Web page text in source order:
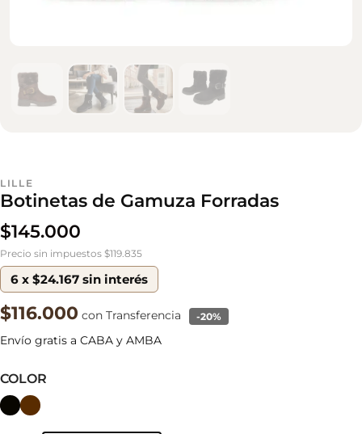
LILLE
Botinetas de Gamuza Forradas
$145.000
COLOR
Precio sin impuestos $119.835
6 x $24.167 sin interés
$116.000 con Transferencia -20%
Envío gratis a CABA y AMBA